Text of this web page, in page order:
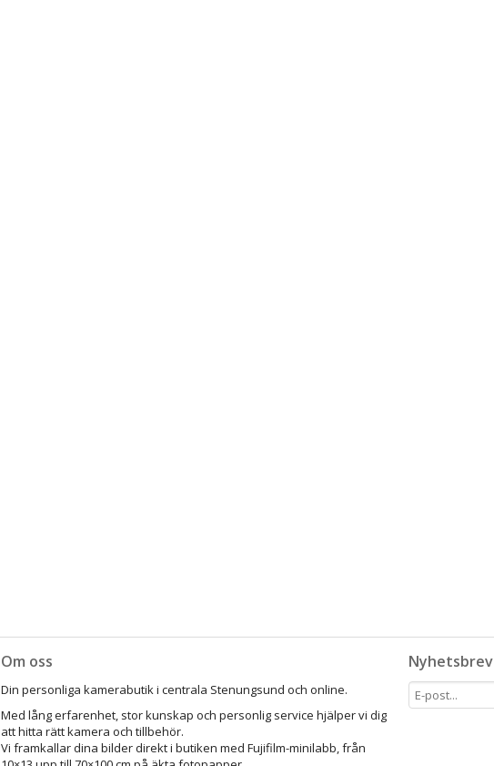
Nyhetsbrev
Om oss
Din personliga kamerabutik i centrala Stenungsund och online.
Med lång erfarenhet, stor kunskap och personlig service hjälper vi dig
att hitta rätt kamera och tillbehör.
Vi framkallar dina bilder direkt i butiken med Fujifilm-minilabb, från